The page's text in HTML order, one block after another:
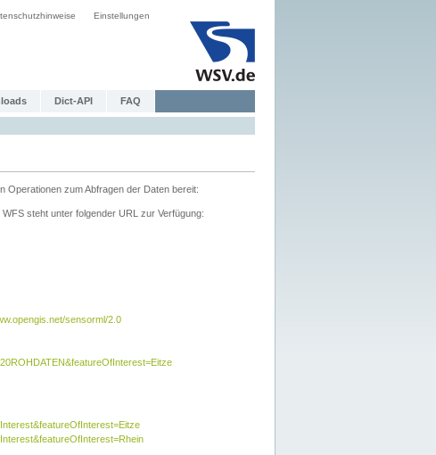
Einstellungen
Dict-API FAQ
Operationen zum Abfragen der Daten bereit:
steht unter folgender URL zur Verfügung:
sensorml/2.0